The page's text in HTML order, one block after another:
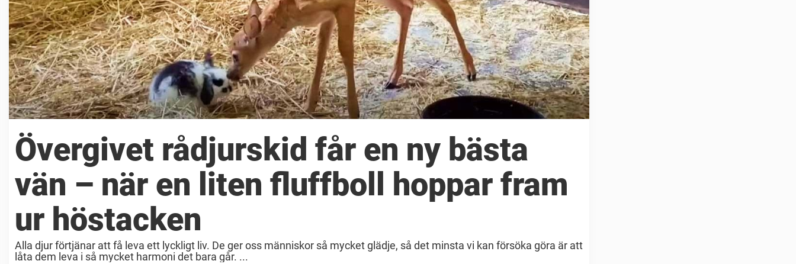
Övergivet rådjurskid får en ny bästa
vän – när en liten fluffboll hoppar fram
ur höstacken
Alla djur förtjänar att få leva ett lyckligt liv. De ger oss människor så mycket glädje, så det minsta vi kan försöka göra är att
låta dem leva i så mycket harmoni det bara går. ...